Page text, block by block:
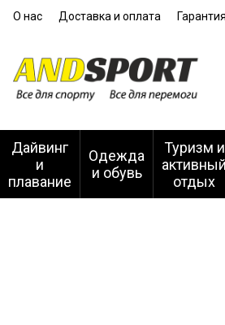
О нас Доставка и оплата Гарантия
Дайвинг
и
плавание
Одежда
и обувь
Туризм и
активный
отдых